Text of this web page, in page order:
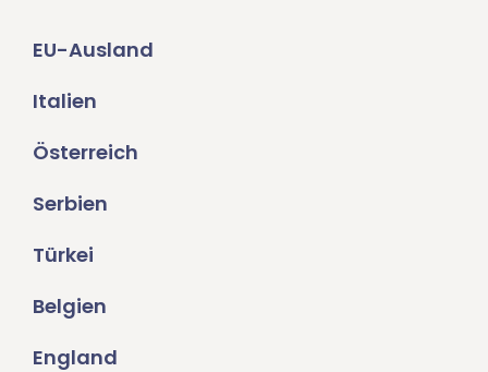
EU-Ausland
Italien
Österreich
Serbien
Türkei
Belgien
England